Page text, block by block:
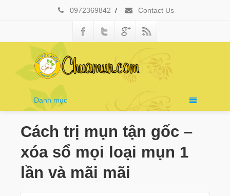
0972369842 / Contact Us
Danh mục
Cách trị mụn tận gốc –
xóa sổ mọi loại mụn 1
lần và mãi mãi